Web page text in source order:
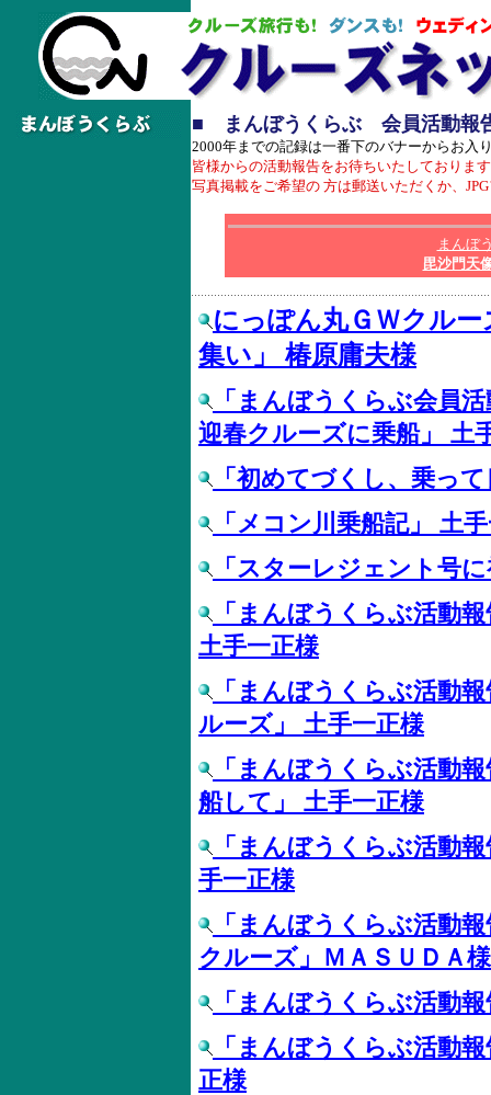
■ まんぼうくらぶ 会員活動報
2000年までの記録は一番下のバナーからお入
皆様からの活動報告をお待ちいたしておりま
写真掲載をご希望の 方は郵送いただくか、
まんぼ
毘沙門天
にっぽん丸ＧＷクル
集い」 椿原庸夫様
「まんぼうくらぶ会
迎春クルーズに乗船」 土
「初めてづくし、乗っ
「メコン川乗船記」 土
「スターレジェント号
「まんぼうくらぶ活動
土手一正様
「まんぼうくらぶ活動
ルーズ」 土手一正様
「まんぼうくらぶ活動
船して」 土手一正様
「まんぼうくらぶ活動
手一正様
「まんぼうくらぶ活動
クルーズ」ＭＡＳＵＤＡ様
「まんぼうくらぶ活動
「まんぼうくらぶ活動
正様